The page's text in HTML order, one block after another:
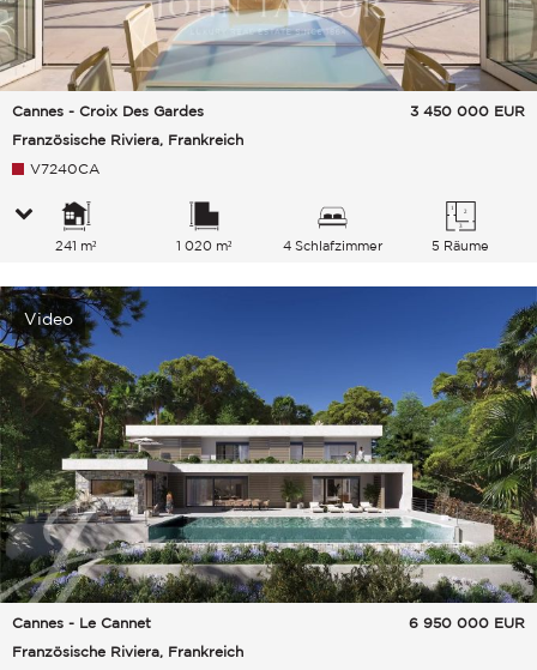
Cannes - Croix Des Gardes
Französische Riviera, Frankreich
3 450 000 EUR
V7240CA
241 m² 1 020 m² 4 Schlafzimmer 5 Räume
Video
Cannes - Le Cannet
Französische Riviera, Frankreich
6 950 000 EUR